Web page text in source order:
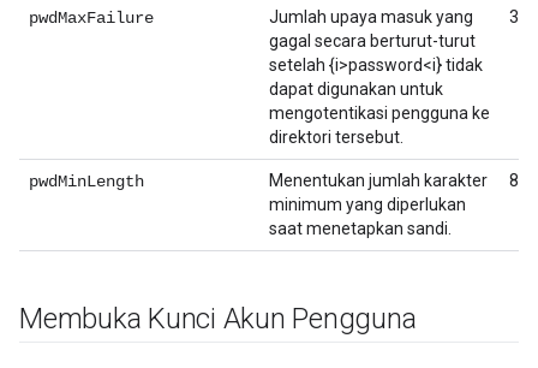
pwdMaxFailure
Jumlah upaya masuk yang
gagal secara berturut-turut
setelah {i>password<i} tidak
dapat digunakan untuk
mengotentikasi pengguna ke
direktori tersebut.
3
pwdMinLength
Menentukan jumlah karakter
minimum yang diperlukan
saat menetapkan sandi.
8
Membuka Kunci Akun Pengguna